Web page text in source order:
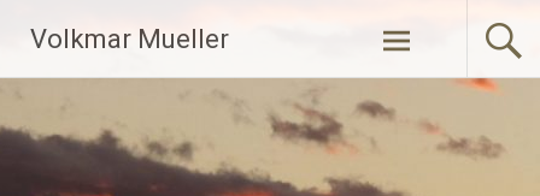
Inhalt
springen
Volkmar Mueller